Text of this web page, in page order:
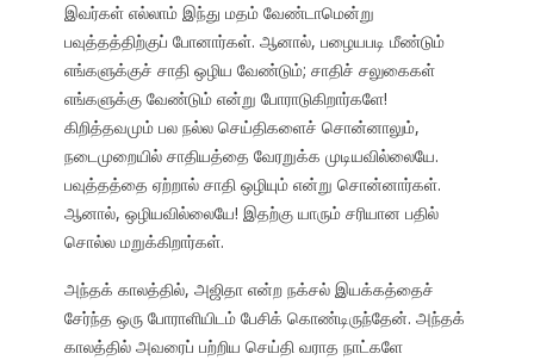
இவர்கள் எல்லாம் இந்து மதம் வேண்டாமென்று
பவுத்தத்திற்குப் போனார்கள். ஆனால், பழையபடி மீண்டும்
எங்களுக்குச் சாதி ஒழிய வேண்டும்; சாதிச் சலுகைகள்
எங்களுக்கு வேண்டும் என்று போராடுகிறார்களே!
கிறித்தவமும் பல நல்ல செய்திகளைச் சொன்னாலும்,
நடைமுறையில் சாதியத்தை வேரறுக்க முடியவில்லையே.
பவுத்தத்தை ஏற்றால் சாதி ஒழியும் என்று சொன்னார்கள்.
ஆனால், ஒழியவில்லையே! இதற்கு யாரும் சரியான பதில்
சொல்ல மறுக்கிறார்கள்.
அந்தக் காலத்தில், அஜிதா என்ற நக்சல் இயக்கத்தைச்
சேர்ந்த ஒரு போராளியிடம் பேசிக் கொண்டிருந்தேன். அந்தக்
காலத்தில் அவரைப் பற்றிய செய்தி வராத நாட்களே